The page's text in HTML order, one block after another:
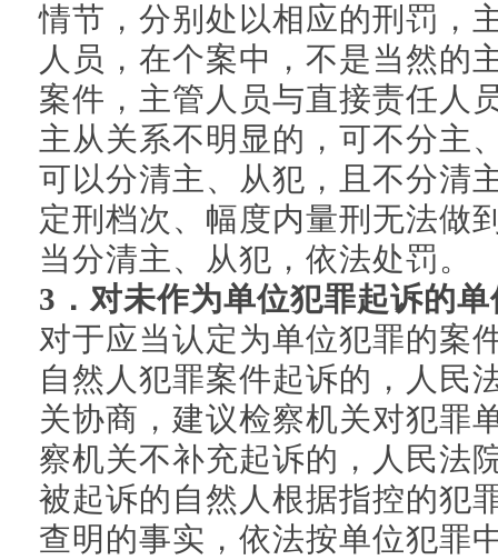
情节，分别处以相应的刑罚，
人员，在个案中，不是当然的
案件，主管人员与直接责任人
主从关系不明显的，可不分主
可以分清主、从犯，且不分清
定刑档次、幅度内量刑无法做
当分清主、从犯，依法处罚。
3．对未作为单位犯罪起诉的
对于应当认定为单位犯罪的案
自然人犯罪案件起诉的，人民
关协商，建议检察机关对犯罪
察机关不补充起诉的，人民法
被起诉的自然人根据指控的犯
查明的事实，依法按单位犯罪